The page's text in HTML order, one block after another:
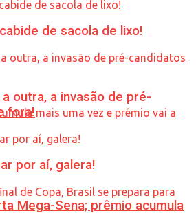
Mega-Sena; prêmio acumula
de sacola de lixo!
outra, a invasão de pré-
fora!
por aí, galera!